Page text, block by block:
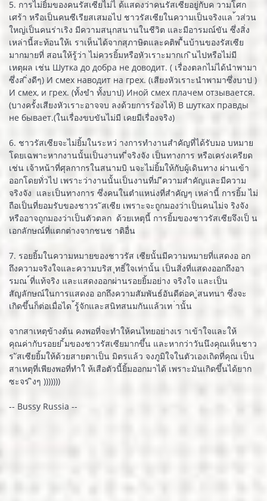
5. การไม่ยิ้มของคนรัสเซียไม่ไ ด้แสดงว่าคนรัสเซียอยู่กับค วามโศก
เศร้า หรือเป็นคนซีเรียสเสมอไป ชาวรัสเซียในความเป็นจริงแล ้วส่วน
ใหญ่เป็นคนร่าเริง มีความสนุกสนานในชีวิต และมีอารมณ์ขัน ซึ่งสิ่ง
เหล่านี้สะท้อนให้เ ราเห็นได้จากสุภาษิตและคติพ ื้นบ้านของรัสเซีย
มากมายที่ สอนให้รู้ว่า ไม่ควรยิ้มหรือหัวเราะมากเก ินไปหรือไม่มี
เหตุผล เช่น Шутка до добра не доводит. ( เรื่องตลกไม่ได้นำพามา
ซึ่งส ิ่งดีๆ) И смех наводит на грех. (เสียงหัวเราะนำพามาซึ่งบาป )
И смех, и грех. (ทั้งขำ ทั้งบาป) Иной смех плачем отзывается.
(บางครั้งเสียงหัวเราะอาจจบ ลงด้วยการร้องไห้) В шутках правды
не бывает.(ในเรื่องขบขันไม่มี เคยมีเรื่องจริง)
6. ชาวรัสเซียจะไม่ยิ้มในระหว่ างการทำงานสำคัญที่ได้รับมอ บหมาย
โดยเฉพาะหากงานนั้นเป็นงานท ี่จริงจัง เป็นทางการ หรือเคร่งเครียด
เช่น เจ้าหน้าที่ศุลกากรในสนามบิ นจะไม่ยิ้มให้กับผู้เดินทาง ผ่านเข้า
ออกโดยทั่วไป เพราะว่างานนั้นเป็นงานที่ม ีความสำคัญและมีความ
จริงจัง และเป็นทางการ ซึ่งคนในตำแหน่งที่สำคัญๆ เหล่านี้ การยิ้ม ไม่
ถือเป็นที่ยอมรับของชาวร ัสเซีย เพราะจะถูกมองว่าเป็นคนไม่จ ริงจัง
หรืออาจถูกมองว่าเป็นตัวตลก ด้วยเหตุนี้ การยิ้มของชาวรัสเซียจึงเป็ น
เอกลักษณ์ที่แตกต่างจากชนช าติอื่น
7. รอยยิ้มในความหมายของชาวรัส เซียนั้นมีความหมายที่แสดงอ อก
ถึงความจริงใจและความบริส ุทธิ์ใจเท่านั้น เป็นสิ่งที่แสดงออกถึงอา
รมณ ์ที่แท้จริง และแสดงออกผ่านรอยยิ้มอย่าง จริงใจ และเป็น
สัญลักษณ์ในการแสดงอ อกถึงความสัมพันธ์อันดีต่อค ู่สนทนา ซึ่งจะ
เกิดขึ้นก็ต่อเมื่อได ้รู้จักและสนิทสนมกันแล้วเท ่านั้น
จากสาเหตุข้างต้น คงพอที่จะทำให้คนไทยอย่างเร าเข้าใจและให้
คุณค่ากับรอยย ิ้มของชาวรัสเซียมากขึ้น และหากว่าวันนึงคุณเห็นชาว
ร ัสเซียยิ้มให้ด้วยสายตาเป็น มิตรแล้ว จงภูมิใจในตัวเองเถิดที่คุณ เป็น
สาเหตุที่เพียงพอที่ทำใ ห้เสือตัวนี้ยิ้มออกมาได้ เพราะมันเกิดขึ้นได้ยาก
ซะจร ิงๆ )))))))
-- Bussy Russia --